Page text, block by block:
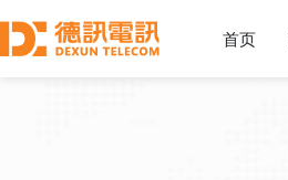
首页